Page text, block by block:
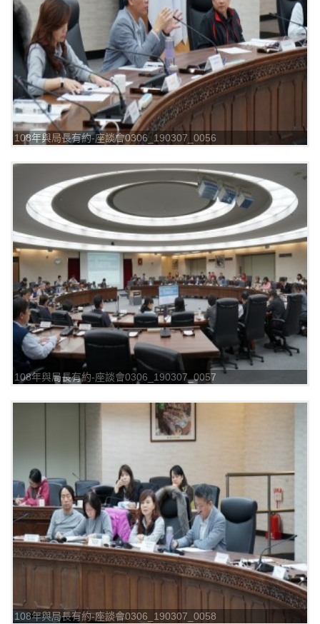
108年與局長有約-座談會0306_190307_0056
108年與局長有約-座談會0306_190307_0057
108年與局長有約-座談會0306_190307_0058